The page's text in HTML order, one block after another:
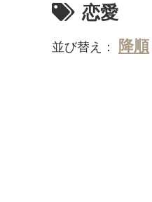
恋愛
並び替え：